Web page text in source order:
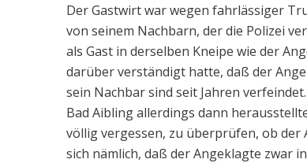
Der Gastwirt war wegen fahrlässiger
von seinem Nachbarn, der die Polizei
als Gast in derselben Kneipe wie der
darüber verständigt hatte, daß der
sein Nachbar sind seit Jahren
Bad Aibling allerdings dann
völlig vergessen, zu überprüfen, ob
sich nämlich, daß der Angeklagte zwar